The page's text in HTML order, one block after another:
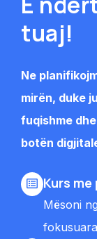
tuaj!
Ne
mirën, duke
fuqishme
botën
Kurs
Mësoni